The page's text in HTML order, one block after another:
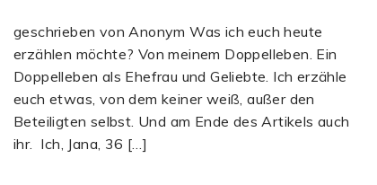
geschrieben von Anonym Was ich euch heute
erzählen möchte? Von meinem Doppelleben. Ein
Doppelleben als Ehefrau und Geliebte. Ich erzähle
euch etwas, von dem keiner weiß, außer den
Beteiligten selbst. Und am Ende des Artikels auch
ihr. Ich, Jana, 36 […]